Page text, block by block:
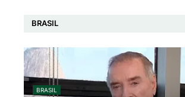
BRASIL
BRASIL